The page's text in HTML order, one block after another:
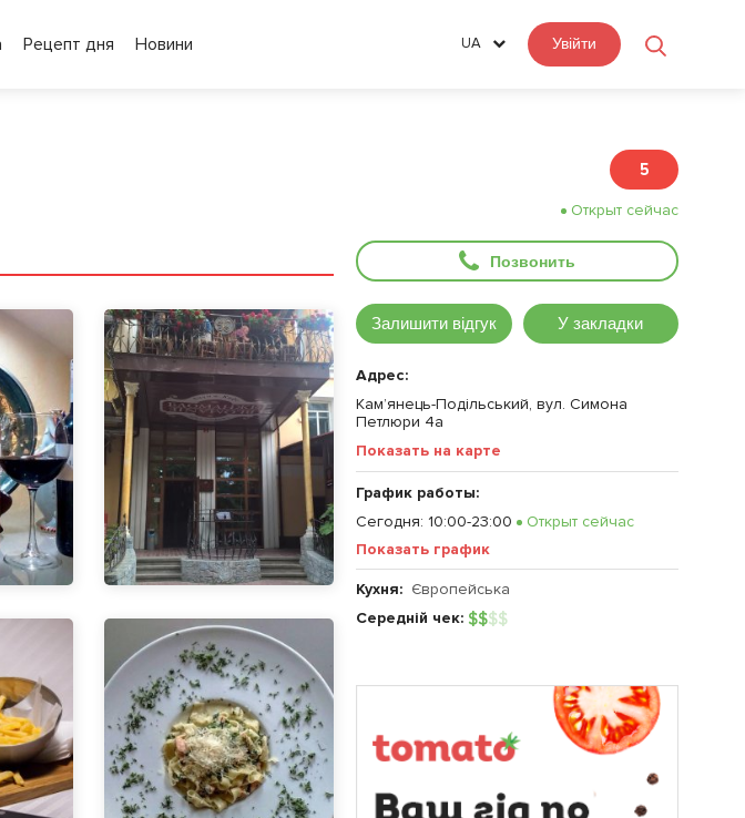
Рецепт дня Новини UA Увійти
5
Открыт сейчас
Позвонить
Залишити відгук У закладки
Адрес:
Кам’янець-Подільський, вул. Симона
Петлюри 4а
Показать на карте
График работы:
Сегодня: 10:00-23:00
Открыт сейчас
Показать график
Кухня: Європейська
Середній чек: $$$$